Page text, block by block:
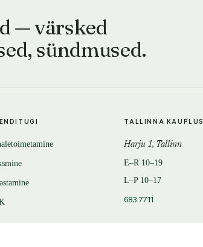
— värsked
sündmused.
TALLINNA KAUPLUS
Harju 1, Tallinn
E–R 10–19
L–P 10–17
683 7711